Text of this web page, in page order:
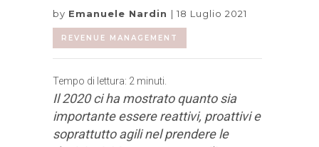
by Emanuele Nardin 18 Luglio 2021
REVENUE MANAGEMENT
Tempo di lettura: 2 minuti.
Il 2020 ci ha mostrato quanto sia
importante essere reattivi, proattivi e
soprattutto agili nel prendere le